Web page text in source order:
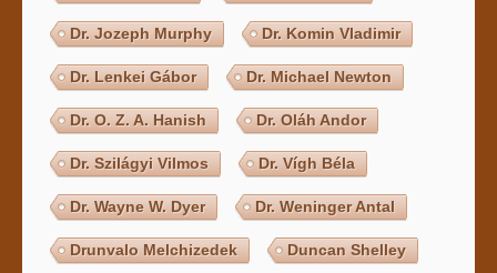
Dr. Jozeph Murphy Dr. Komin Vladimir
Dr. Lenkei Gábor Dr. Michael Newton
Dr. O. Z. A. Hanish Dr. Oláh Andor
Dr. Szilágyi Vilmos Dr. Vígh Béla
Dr. Wayne W. Dyer Dr. Weninger Antal
Drunvalo Melchizedek Duncan Shelley